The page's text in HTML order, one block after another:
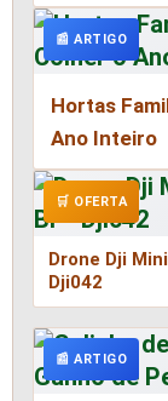
📰 ARTIGO
Hortas
Ano Inteiro
🛒 OFERTA
Drone Dji
Dji042
📰 ARTIGO